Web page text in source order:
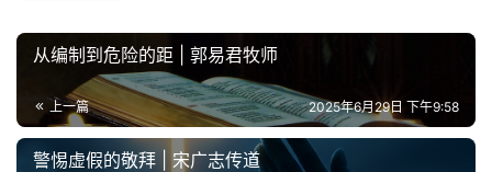
从编制到危险的距 | 郭易君牧师
上一篇 2025年6月29日 下午9:58
警惕虚假的敬拜 | 宋广志传道